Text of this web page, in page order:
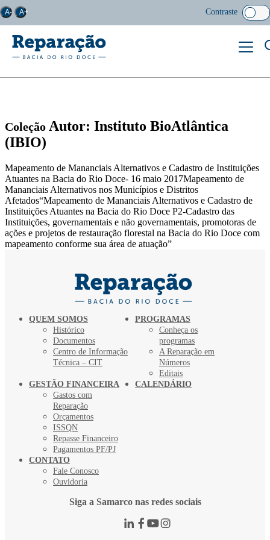
A- A+ Contraste
Coleção Autor: Instituto BioAtlântica
(IBIO)
Mapeamento de Mananciais Alternativos e Cadastro de Instituições
Atuantes na Bacia do Rio Doce- 16 maio 2017Mapeamento de
Mananciais Alternativos nos Municípios e Distritos
Afetados“Mapeamento de Mananciais Alternativos e Cadastro de
Instituições Atuantes na Bacia do Rio Doce P2-Cadastro das
Instituições, governamentais e não governamentais, promotoras de
ações e projetos de restauração florestal na Bacia do Rio Doce com
mapeamento conforme sua área de atuação”
QUEM SOMOS
Histórico
Documentos
Centro de Informação
Técnica – CIT
PROGRAMAS
Conheça os
programas
A Reparação em
Números
Editais
GESTÃO FINANCEIRA
Gastos com
Reparação
Orçamentos
ISSQN
Repasse Financeiro
Pagamentos PF/PJ
CALENDÁRIO
CONTATO
Fale Conosco
Ouvidoria
Siga a Samarco nas redes sociais